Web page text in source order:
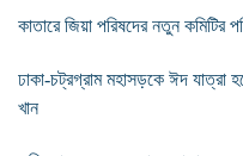
কাতারে জিয়া পরিষদের নতুন কমিটির
ঢাকা-চট্রগ্রাম মহাসড়কে ঈদ যাত্রা
খান